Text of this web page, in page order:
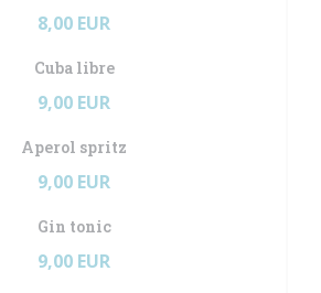
8,00 EUR
Cuba libre
9,00 EUR
Aperol spritz
9,00 EUR
Gin tonic
9,00 EUR